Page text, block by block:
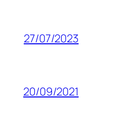
27/07/2023
20/09/2021